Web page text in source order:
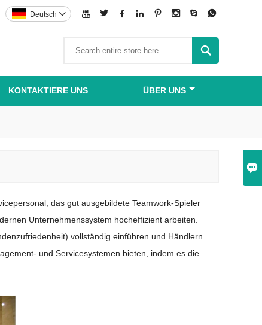

       
Deutsch 

KONTAKTIERE UNS ÜBER UNS
das gut ausgebildete Teamwork-Spieler
Unternehmenssystem hocheffizient arbeiten.
vollständig einführen und Händlern
und Servicesystemen bieten, indem es die